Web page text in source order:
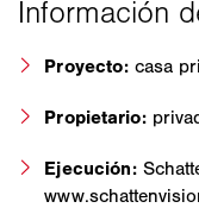
Proyecto: casa
Propietario:
Ejecución: